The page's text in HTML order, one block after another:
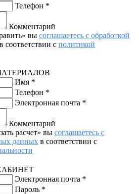
Телефон *
Комментарий
вы соглашаетесь с обработкой
в соответствии с политикой
Имя *
Телефон *
Электронная почта *
Комментарий
расчет» вы соглашаетесь с
данных в соответствии с
Электронная почта *
Пароль *